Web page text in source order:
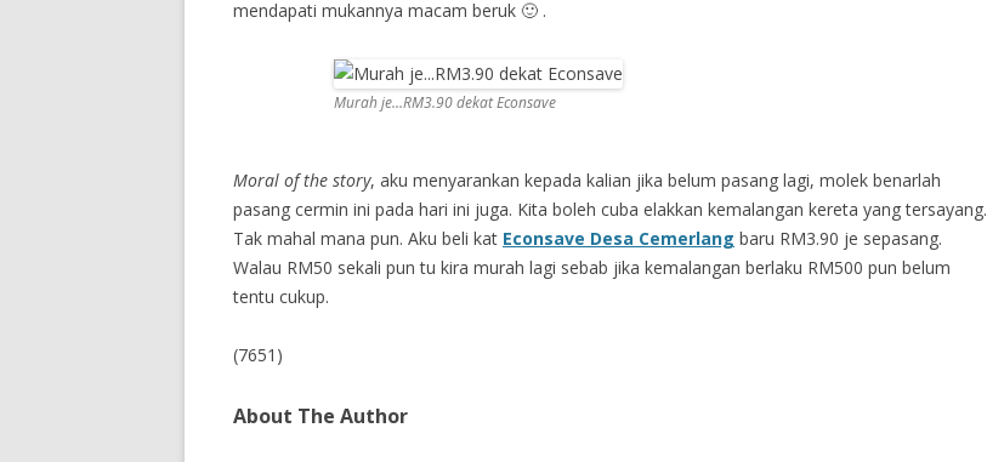
mendapati mukannya macam beruk 🙂 .
Murah je…RM3.90 dekat Econsave
Moral of the story, aku menyarankan kepada kalian jika belum pasang lagi, molek benarlah
pasang cermin ini pada hari ini juga. Kita boleh cuba elakkan kemalangan kereta yang tersayang.
Tak mahal mana pun. Aku beli kat Econsave Desa Cemerlang baru RM3.90 je sepasang.
Walau RM50 sekali pun tu kira murah lagi sebab jika kemalangan berlaku RM500 pun belum
tentu cukup.
(7651)
About The Author